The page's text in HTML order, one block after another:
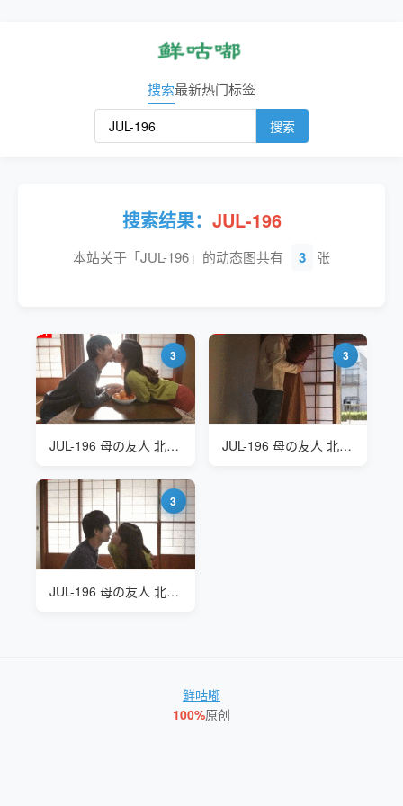
搜索最新热门标签
搜索
搜索结果： JUL-196
本站关于「JUL-196」的动态图共有 3 张
3
JUL-196 母の友人 北条麻妃(Maki Hojo)
3
JUL-196 母の友人 北条麻妃(Maki Hojo)
3
JUL-196 母の友人 北条麻妃(Maki Hojo)
鲜咕嘟
100%原创